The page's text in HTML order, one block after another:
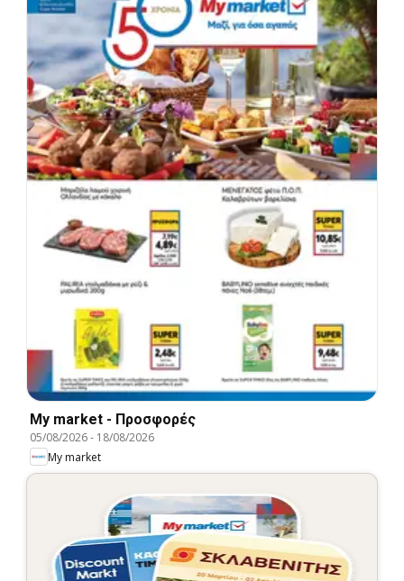
My market - Προσφορές
05/08/2026- 18/08/2026
My market